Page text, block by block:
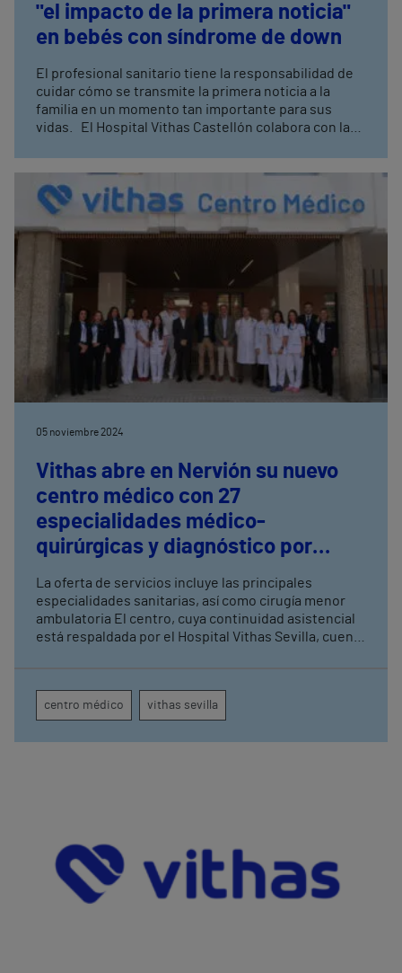
"el impacto de la primera noticia"
en bebés con síndrome de down
El profesional sanitario tiene la responsabilidad de
cuidar cómo se transmite la primera noticia a la
familia en un momento tan importante para sus
vidas. El Hospital Vithas Castellón colabora con la
con discapacidad intelectual en el ámbito laboral,
además de realizar talleres para sanitarios, talleres
de primeros auxilios y colaboración en el Torneo de
Golf Síndrome de Down Castellón 2024.
05 noviembre 2024
Vithas abre en Nervión su nuevo
centro médico con 27
especialidades médico-
quirúrgicas y diagnóstico por
La oferta de servicios incluye las principales
especialidades sanitarias, así como cirugía menor
ambulatoria El centro, cuya continuidad asistencial
está respaldada por el Hospital Vithas Sevilla, cuenta
centro médico vithas sevilla